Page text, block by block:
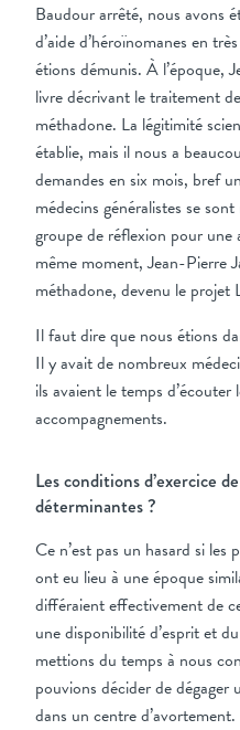
Baudour arrêté, nous avons
d’aide d’héroïnomanes en
étions démunis. À l’époque,
livre décrivant le traitement
méthadone. La légitimité
établie, mais il nous a
demandes en six mois, bref
médecins généralistes se
groupe de réflexion pour
même moment, Jean-Pierre
méthadone, devenu le projet
Il faut dire que nous étions
Il y avait de nombreux
ils avaient le temps
accompagnements.
Les conditions d’exercice
déterminantes ?
Ce n’est pas un hasard si
ont eu lieu à une époque
différaient effectivement de
une disponibilité d’esprit et
mettions du temps à nous
pouvions décider de
dans un centre d’avortement.